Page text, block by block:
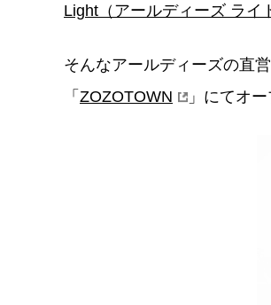
Light（アールディーズ ライ
そんなアールディーズの直
「 ZOZOTOWN 」にてオー